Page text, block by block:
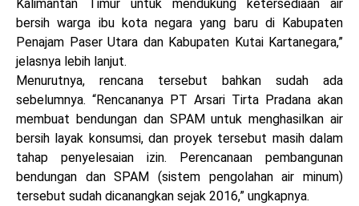
Kalimantan Timur untuk mendukung ketersediaan air
bersih warga ibu kota negara yang baru di Kabupaten
Penajam Paser Utara dan Kabupaten Kutai Kartanegara,”
jelasnya lebih lanjut.
Menurutnya, rencana tersebut bahkan sudah ada
sebelumnya. “Rencananya PT Arsari Tirta Pradana akan
membuat bendungan dan SPAM untuk menghasilkan air
bersih layak konsumsi, dan proyek tersebut masih dalam
tahap penyelesaian izin. Perencanaan pembangunan
bendungan dan SPAM (sistem pengolahan air minum)
tersebut sudah dicanangkan sejak 2016,” ungkapnya.